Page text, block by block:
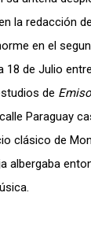
la redacción
en el
18 de Julio
de
Paraguay
clásico de
albergaba